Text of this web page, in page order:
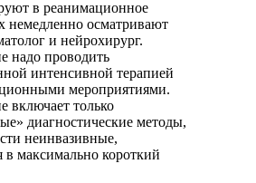
в реанимационное
немедленно осматривают
и нейрохирург.
надо проводить
интенсивной терапией
мероприятиями.
включает только
диагностические методы,
неинвазивные,
в максимально короткий